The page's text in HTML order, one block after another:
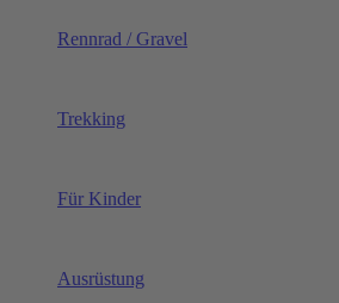
Rennrad / Gravel
Trekking
Für Kinder
Ausrüstung